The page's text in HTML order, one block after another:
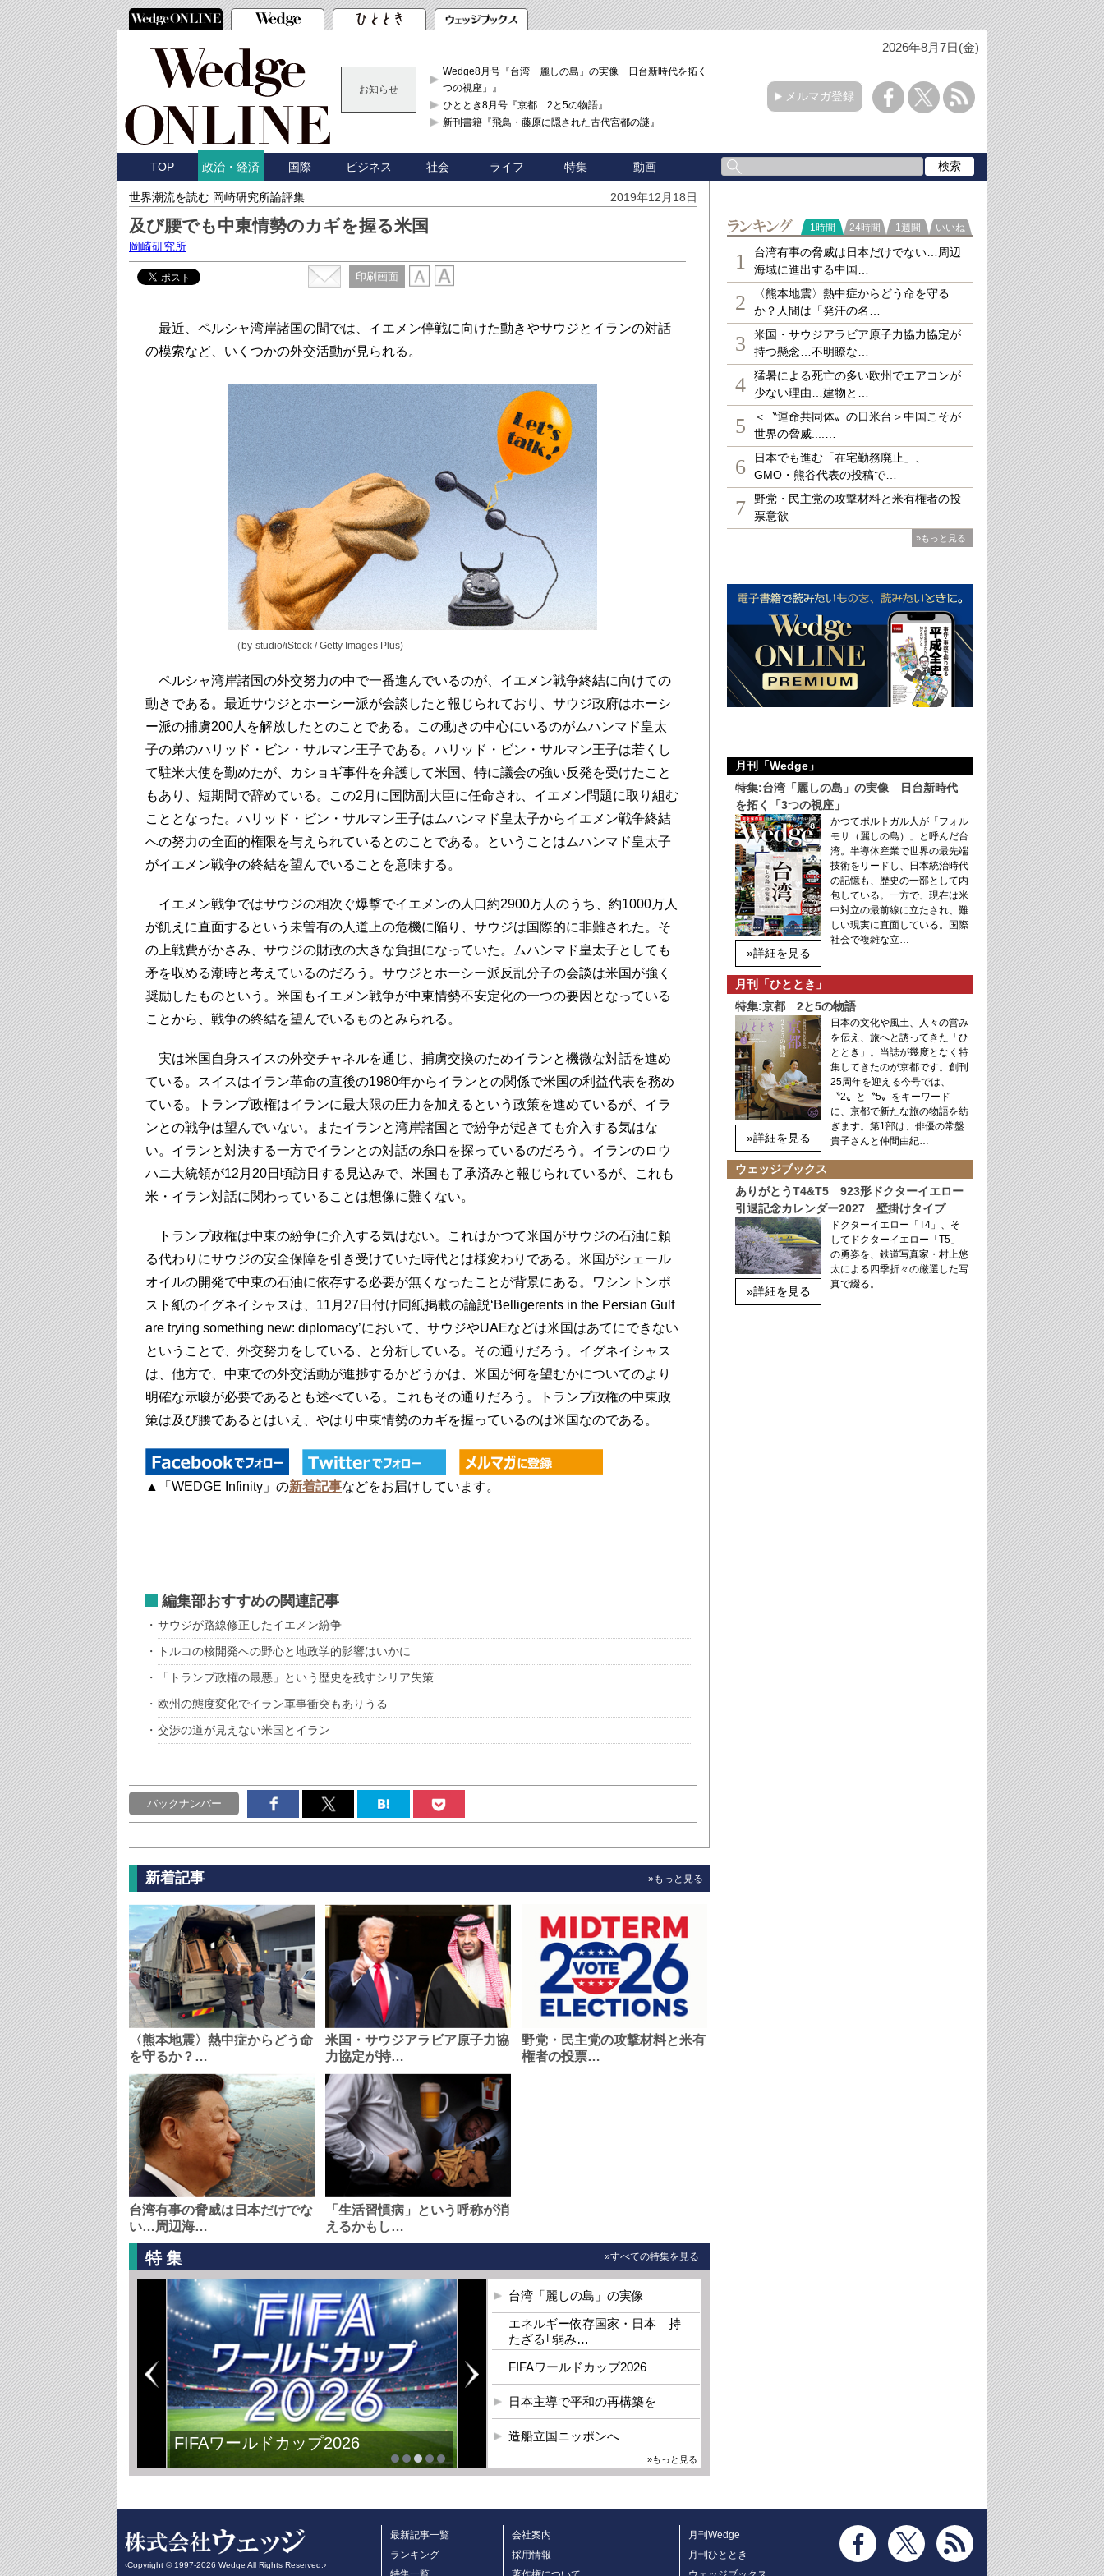
2026年8月7日(金)
お知らせ
Wedge8月号『台湾「麗しの島」の実像 日台新時代を拓く「3
つの視座」』
ひととき8月号『京都 2と5の物語』
新刊書籍『飛鳥・藤原に隠された古代宮都の謎』
メルマガ登録
TOP 政治・経済 国際 ビジネス 社会 ライフ 特集 動画
世界潮流を読む 岡崎研究所論評集 2019年12月18日
及び腰でも中東情勢のカギを握る米国
岡崎研究所
印刷画面
最近、ペルシャ湾岸諸国の間では、イエメン停戦に向けた動きやサウジとイランの対話
の模索など、いくつかの外交活動が見られる。
（by-studio/iStock / Getty Images Plus)
ペルシャ湾岸諸国の外交努力の中で一番進んでいるのが、イエメン戦争終結に向けての
動きである。最近サウジとホーシー派が会談したと報じられており、サウジ政府はホーシ
ー派の捕虜200人を解放したとのことである。この動きの中心にいるのがムハンマド皇太
子の弟のハリッド・ビン・サルマン王子である。ハリッド・ビン・サルマン王子は若くし
て駐米大使を勤めたが、カショギ事件を弁護して米国、特に議会の強い反発を受けたこと
もあり、短期間で辞めている。この2月に国防副大臣に任命され、イエメン問題に取り組む
こととなった。ハリッド・ビン・サルマン王子はムハンマド皇太子からイエメン戦争終結
への努力の全面的権限を与えられているとのことである。ということはムハンマド皇太子
がイエメン戦争の終結を望んでいることを意味する。
イエメン戦争ではサウジの相次ぐ爆撃でイエメンの人口約2900万人のうち、約1000万人
が飢えに直面するという未曽有の人道上の危機に陥り、サウジは国際的に非難された。そ
の上戦費がかさみ、サウジの財政の大きな負担になっていた。ムハンマド皇太子としても
矛を収める潮時と考えているのだろう。サウジとホーシー派反乱分子の会談は米国が強く
奨励したものという。米国もイエメン戦争が中東情勢不安定化の一つの要因となっている
ことから、戦争の終結を望んでいるものとみられる。
実は米国自身スイスの外交チャネルを通じ、捕虜交換のためイランと機微な対話を進め
ている。スイスはイラン革命の直後の1980年からイランとの関係で米国の利益代表を務め
ている。トランプ政権はイランに最大限の圧力を加えるという政策を進めているが、イラ
ンとの戦争は望んでいない。またイランと湾岸諸国とで紛争が起きても介入する気はな
い。イランと対決する一方でイランとの対話の糸口を探っているのだろう。イランのロウ
ハニ大統領が12月20日頃訪日する見込みで、米国も了承済みと報じられているが、これも
米・イラン対話に関わっていることは想像に難くない。
トランプ政権は中東の紛争に介入する気はない。これはかつて米国がサウジの石油に頼
る代わりにサウジの安全保障を引き受けていた時代とは様変わりである。米国がシェール
オイルの開発で中東の石油に依存する必要が無くなったことが背景にある。ワシントンポ
スト紙のイグネイシャスは、11月27日付け同紙掲載の論説‘Belligerents in the Persian Gulf
are trying something new: diplomacy’において、サウジやUAEなどは米国はあてにできない
ということで、外交努力をしている、と分析している。その通りだろう。イグネイシャス
は、他方で、中東での外交活動が進捗するかどうかは、米国が何を望むかについてのより
明確な示唆が必要であるとも述べている。これもその通りだろう。トランプ政権の中東政
策は及び腰であるとはいえ、やはり中東情勢のカギを握っているのは米国なのである。
▲「WEDGE Infinity」の新着記事などをお届けしています。
編集部おすすめの関連記事
サウジが路線修正したイエメン紛争
トルコの核開発への野心と地政学的影響はいかに
「トランプ政権の最悪」という歴史を残すシリア失策
欧州の態度変化でイラン軍事衝突もありうる
交渉の道が見えない米国とイラン
バックナンバー
新着記事 »もっと見る
〈熊本地震〉熱中症からどう命
を守るか？…
米国・サウジアラビア原子力協
力協定が持…
野党・民主党の攻撃材料と米有
権者の投票…
台湾有事の脅威は日本だけでな
い…周辺海…
「生活習慣病」という呼称が消
えるかもし…
特集 »すべての特集を見る
FIFAワールドカップ2026
台湾「麗しの島」の実像
エネルギー依存国家・日本 持
たざる｢弱み…
FIFAワールドカップ2026
日本主導で平和の再構築を
造船立国ニッポンへ
»もっと見る
ランキング
1時間 24時間 1週間 いいね
1
台湾有事の脅威は日本だけでない…周辺
海域に進出する中国…
2
〈熊本地震〉熱中症からどう命を守る
か？人間は「発汗の名…
3
米国・サウジアラビア原子力協力協定が
持つ懸念…不明瞭な…
4
猛暑による死亡の多い欧州でエアコンが
少ない理由…建物と…
5
＜〝運命共同体〟の日米台＞中国こそが
世界の脅威....…
6
日本でも進む「在宅勤務廃止」、
GMO・熊谷代表の投稿で…
7
野党・民主党の攻撃材料と米有権者の投
票意欲
»もっと見る
月刊「Wedge」
特集:台湾「麗しの島」の実像 日台新時代
を拓く「3つの視座」
»詳細を見る
かつてポルトガル人が「フォル
モサ（麗しの島）」と呼んだ台
湾。半導体産業で世界の最先端
技術をリードし、日本統治時代
の記憶も、歴史の一部として内
包している。一方で、現在は米
中対立の最前線に立たされ、難
しい現実に直面している。国際
社会で複雑な立…
月刊「ひととき」
特集:京都 2と5の物語
»詳細を見る
日本の文化や風土、人々の営み
を伝え、旅へと誘ってきた「ひ
ととき」。当誌が幾度となく特
集してきたのが京都です。創刊
25周年を迎える今号では、
〝2〟と〝5〟をキーワード
に、京都で新たな旅の物語を紡
ぎます。第1部は、俳優の常盤
貴子さんと仲間由紀…
ウェッジブックス
ありがとうT4&T5 923形ドクターイエロー
引退記念カレンダー2027 壁掛けタイプ
»詳細を見る
ドクターイエロー「T4」、そ
してドクターイエロー「T5」
の勇姿を、鉄道写真家・村上悠
太による四季折々の厳選した写
真で綴る。
‹Copyright © 1997-2026 Wedge All Rights Reserved.›
最新記事一覧
ランキング
会社案内
採用情報
月刊Wedge
月刊ひととき